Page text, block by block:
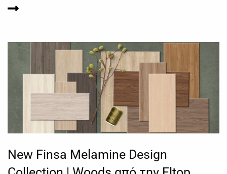
New Finsa Melamine Design